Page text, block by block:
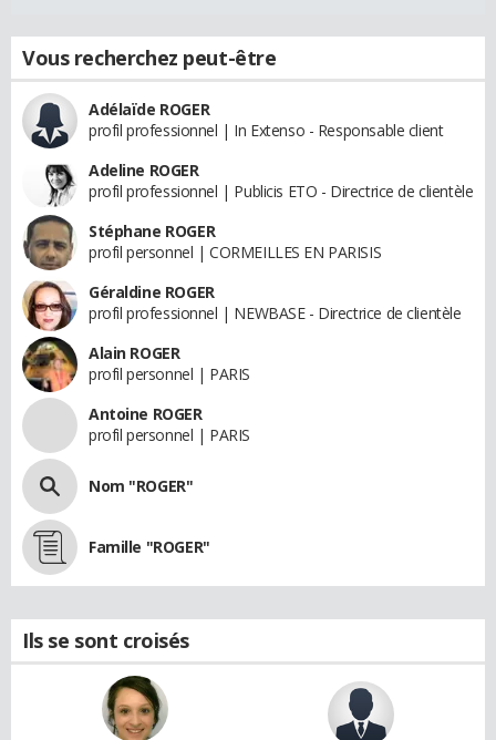
Vous recherchez peut-être
Adélaïde ROGER
profil professionnel | In Extenso - Responsable client
Adeline ROGER
profil professionnel | Publicis ETO - Directrice de clientèle
Stéphane ROGER
profil personnel | CORMEILLES EN PARISIS
Géraldine ROGER
profil professionnel | NEWBASE - Directrice de clientèle
Alain ROGER
profil personnel | PARIS
Antoine ROGER
profil personnel | PARIS
Nom "ROGER"
Famille "ROGER"
Ils se sont croisés